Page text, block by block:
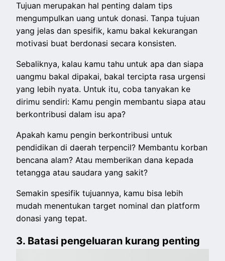
Tujuan merupakan hal penting dalam tips
mengumpulkan uang untuk donasi. Tanpa tujuan
yang jelas dan spesifik, kamu bakal kekurangan
motivasi buat berdonasi secara konsisten.
Sebaliknya, kalau kamu tahu untuk apa dan siapa
uangmu bakal dipakai, bakal tercipta rasa urgensi
yang lebih nyata. Untuk itu, coba tanyakan ke
dirimu sendiri: Kamu pengin membantu siapa atau
berkontribusi dalam isu apa?
Apakah kamu pengin berkontribusi untuk
pendidikan di daerah terpencil? Membantu korban
bencana alam? Atau memberikan dana kepada
tetangga atau saudara yang sakit?
Semakin spesifik tujuannya, kamu bisa lebih
mudah menentukan target nominal dan platform
donasi yang tepat.
3. Batasi pengeluaran kurang penting